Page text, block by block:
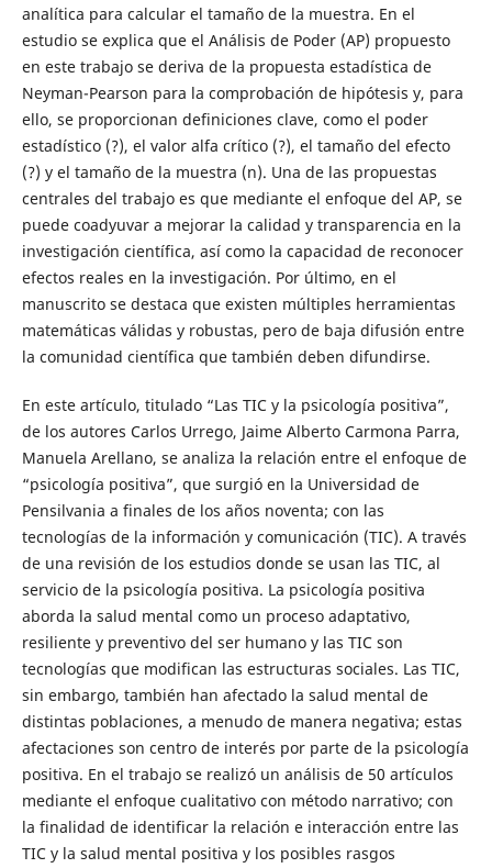
analítica para calcular el tamaño de la muestra. En el
estudio se explica que el Análisis de Poder (AP) propuesto
en este trabajo se deriva de la propuesta estadística de
Neyman-Pearson para la comprobación de hipótesis y, para
ello, se proporcionan definiciones clave, como el poder
estadístico (?), el valor alfa crítico (?), el tamaño del efecto
(?) y el tamaño de la muestra (n). Una de las propuestas
centrales del trabajo es que mediante el enfoque del AP, se
puede coadyuvar a mejorar la calidad y transparencia en la
investigación científica, así como la capacidad de reconocer
efectos reales en la investigación. Por último, en el
manuscrito se destaca que existen múltiples herramientas
matemáticas válidas y robustas, pero de baja difusión entre
la comunidad científica que también deben difundirse.
En este artículo, titulado “Las TIC y la psicología positiva”,
de los autores Carlos Urrego, Jaime Alberto Carmona Parra,
Manuela Arellano, se analiza la relación entre el enfoque de
“psicología positiva”, que surgió en la Universidad de
Pensilvania a finales de los años noventa; con las
tecnologías de la información y comunicación (TIC). A través
de una revisión de los estudios donde se usan las TIC, al
servicio de la psicología positiva. La psicología positiva
aborda la salud mental como un proceso adaptativo,
resiliente y preventivo del ser humano y las TIC son
tecnologías que modifican las estructuras sociales. Las TIC,
sin embargo, también han afectado la salud mental de
distintas poblaciones, a menudo de manera negativa; estas
afectaciones son centro de interés por parte de la psicología
positiva. En el trabajo se realizó un análisis de 50 artículos
mediante el enfoque cualitativo con método narrativo; con
la finalidad de identificar la relación e interacción entre las
TIC y la salud mental positiva y los posibles rasgos